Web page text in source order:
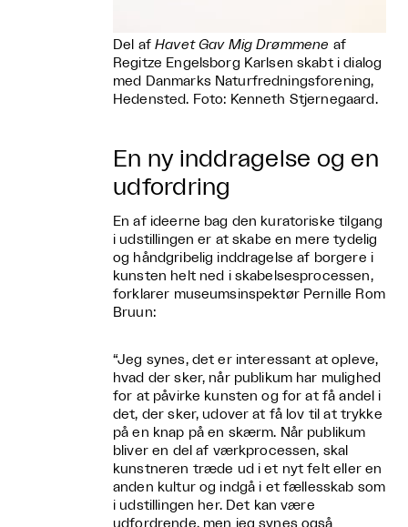
Del afHavet Gav Mig Drømmene af
Regitze Engelsborg Karlsen skabt i dialog
med Danmarks Naturfredningsforening,
Hedensted. Foto: Kenneth Stjernegaard.
En ny inddragelse og en
udfordring
En af ideerne bag den kuratoriske tilgang
i udstillingen er at skabe en mere tydelig
og håndgribelig inddragelse af borgere i
kunsten helt ned i skabelsesprocessen,
forklarer museumsinspektør Pernille Rom
Bruun:
“Jeg synes, det er interessant at opleve,
hvad der sker, når publikum har mulighed
for at påvirke kunsten og for at få andel i
det, der sker, udover at få lov til at trykke
på en knap på en skærm. Når publikum
bliver en del af værkprocessen, skal
kunstneren træde ud i et nyt felt eller en
anden kultur og indgå i et fællesskab som
i udstillingen her. Det kan være
udfordrende, men jeg synes også